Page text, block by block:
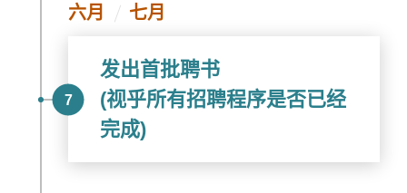
六月 七月
7
发出首批聘书
(视乎所有招聘程序是否已经
完成)